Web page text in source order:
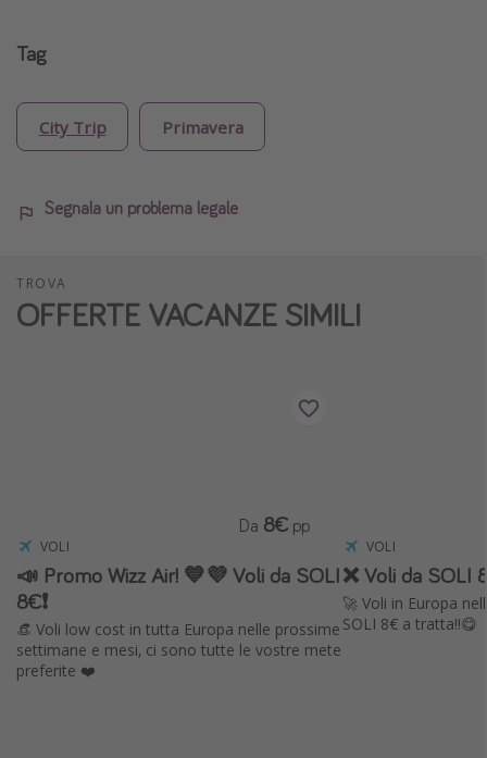
Tag
City Trip Primavera
Segnala un problema legale
TROVA
OFFERTE VACANZE SIMILI
VOLI
📣 Promo Wizz Air! 💙💜 Voli da SOLI
8€❗️
👒 Voli low cost in tutta Europa nelle prossime
settimane e mesi, ci sono tutte le vostre mete
preferite ❤️
Da 8€ pp
VOLI
❌ Voli da SOLI
🚀 Voli in Europa
SOLI 8€ a tratta!!😋